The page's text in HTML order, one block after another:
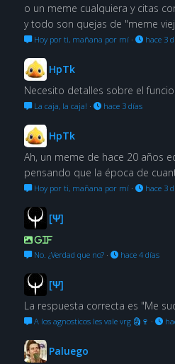
o un meme cualquiera y citas
y todo son quejas de "meme
Hoy por ti, mañana por mí· hace 3
HpTk
Necesito detalles sobre el
La caja, la caja! · hace 3 días
HpTk
Ah, un meme de hace 20 años
pensando que la época de
Hoy por ti, mañana por mí· hace 3
[Ψ]
GIF
No. ¿Verdad que no?· hace 4 días
[Ψ]
La respuesta correcta es "Me
A los agnosticos les vale vrg 🗿🍷 ·
Paluego